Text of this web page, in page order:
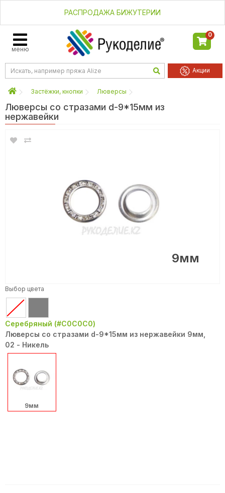
РАСПРОДАЖА БИЖУТЕРИИ
меню
0
Акции
Застёжки, кнопки Люверсы
Люверсы со стразами d-9*15мм из
нержавейки
9мм
Выбор цвета
Серебряный (#C0C0C0)
Люверсы со стразами d-9*15мм из нержавейки 9мм,
02 - Никель
9мм